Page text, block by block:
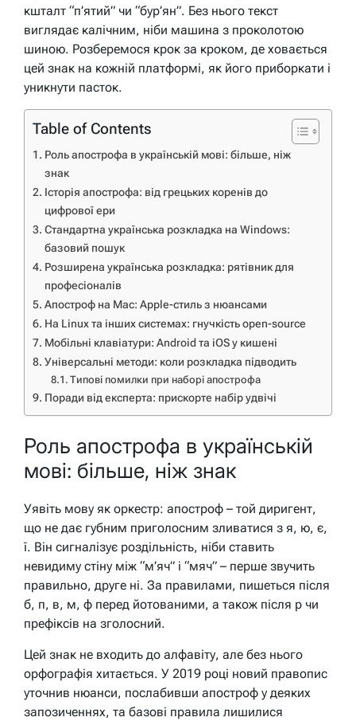
кшталт “п’ятий” чи “бур’ян”. Без нього текст
виглядає калічним, ніби машина з проколотою
шиною. Розберемося крок за кроком, де ховається
цей знак на кожній платформі, як його приборкати і
уникнути пасток.
Table of Contents
Роль апострофа в українській мові: більше, ніж
знак
Історія апострофа: від грецьких коренів до
цифрової ери
Стандартна українська розкладка на Windows:
базовий пошук
Розширена українська розкладка: рятівник для
професіоналів
Апостроф на Mac: Apple-стиль з нюансами
На Linux та інших системах: гнучкість open-source
Мобільні клавіатури: Android та iOS у кишені
Універсальні методи: коли розкладка підводить
Типові помилки при наборі апострофа
Поради від експерта: прискорте набір удвічі
Роль апострофа в українській
мові: більше, ніж знак
Уявіть мову як оркестр: апостроф – той диригент,
що не дає губним приголосним зливатися з я, ю, є,
ї. Він сигналізує роздільність, ніби ставить
невидиму стіну між “м’яч” і “мяч” – перше звучить
правильно, друге ні. За правилами, пишеться після
б, п, в, м, ф перед йотованими, а також після р чи
префіксів на зголосний.
Цей знак не входить до алфавіту, але без нього
орфографія хитається. У 2019 році новий правопис
уточнив нюанси, послабивши апостроф у деяких
запозиченнях, та базові правила лишилися